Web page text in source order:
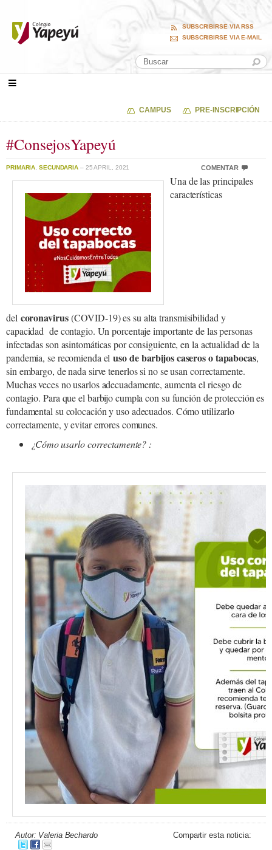
SUBSCRIBIRSE VIA RSS
SUBSCRIBIRSE VIA E-MAIL
CAMPUS PRE-INSCRIPCIÓN
#ConsejosYapeyú
PRIMARIA ,SECUNDARIA – 25 APRIL, 2021 COMENTAR
Una de las principales
características
del coronavirus(COVID-19) es su alta transmisibilidad y
capacidad de contagio. Un porcentaje importante de las personas
infectadas son asintomáticas por consiguiente, en la actualidad de la
pandemia, se recomienda eluso de barbijos caseros o tapabocas,
sin embargo, de nada sirve tenerlos si no se usan correctamente.
Muchas veces no usarlos adecuadamente, aumenta el riesgo de
contagio. Para que el barbijo cumpla con su función de protección es
fundamental su colocación y uso adecuados. Cómo utilizarlo
correctamente, y evitar errores comunes.
¿Cómo usarlo correctamente? :
Autor: Valeria Bechardo Compartir esta noticia: